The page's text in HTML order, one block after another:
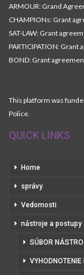
ARMOUR: Grand
CHAMPIONs: Grant
SAT-LAW: Grant
PARTICIPATION:
BOND: Grant
This platform was
Police.
QUICK LINKS
Home
správy
Vedomosti
nástroje a postupy
SÚBOR